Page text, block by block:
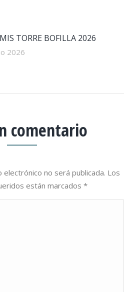
TORRE BOFILLA 2026
2026
comentario
no será publicada. Los
están marcados *